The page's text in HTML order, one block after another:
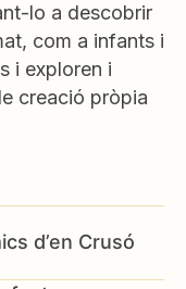
lo a descobrir
com a infants i
i exploren i
creació pròpia
d’en Crusó